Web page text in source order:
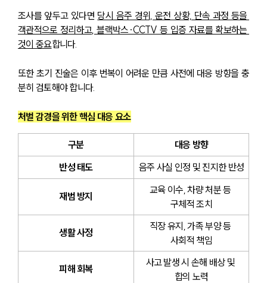
조사를 앞두고 있다면 당시 음주 경위, 운전 상황, 단속 과정 등을
객관적으로 정리하고, 블랙박스·CCTV 등 입증 자료를 확보하는
것이 중요합니다.
또한 초기 진술은 이후 번복이 어려운 만큼 사전에 대응 방향을 충
분히 검토해야 합니다.
처벌 감경을 위한 핵심 대응 요소
구분
대응 방향
반성 태도
음주 사실 인정 및 진지한 반성
재범 방지
교육 이수, 차량 처분 등
구체적 조치
생활 사정
직장 유지, 가족 부양 등
사회적 책임
피해 회복
사고 발생 시 손해 배상 및
합의 노력